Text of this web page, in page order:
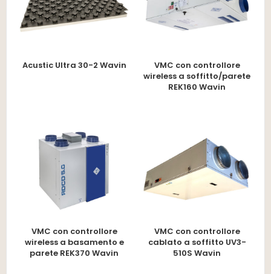
Acustic Ultra 30-2 Wavin
VMC con controllore
wireless a soffitto/parete
REK160 Wavin
VMC con controllore
wireless a basamento e
parete REK370 Wavin
VMC con controllore
cablato a soffitto UV3-
510S Wavin